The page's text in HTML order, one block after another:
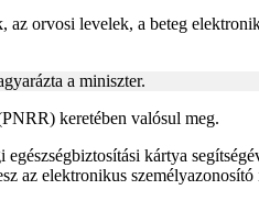
orvosi levelek, a beteg
a miniszter.
keretében valósul meg.
kártya
az elektronikus